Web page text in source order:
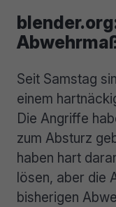
Seit Samstag
einem
Die Angriffe
zum Absturz
haben hart
lösen, aber die
bisherigen